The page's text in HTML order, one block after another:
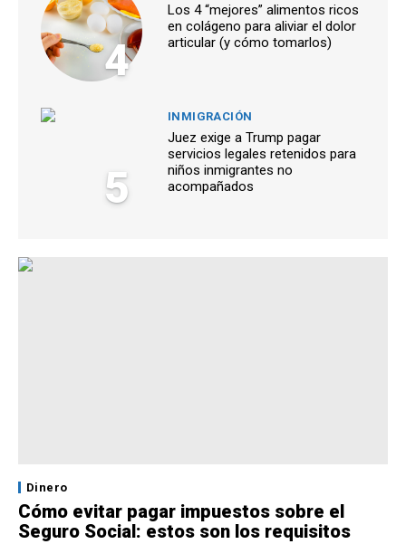
4
Los 4 “mejores” alimentos ricos
en colágeno para aliviar el dolor
articular (y cómo tomarlos)
5
INMIGRACIÓN
Juez exige a Trump pagar
servicios legales retenidos para
niños inmigrantes no
acompañados
Dinero
Cómo evitar pagar impuestos sobre el
Seguro Social: estos son los requisitos